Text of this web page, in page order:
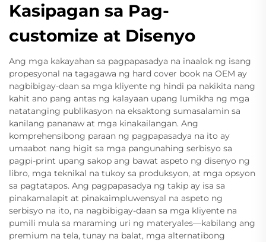
Kasipagan sa Pag-
customize at Disenyo
Ang mga kakayahan sa pagpapasadya na inaalok ng isang
propesyonal na tagagawa ng hard cover book na OEM ay
nagbibigay-daan sa mga kliyente ng hindi pa nakikita nang
kahit ano pang antas ng kalayaan upang lumikha ng mga
natatanging publikasyon na eksaktong sumasalamin sa
kanilang pananaw at mga kinakailangan. Ang
komprehensibong paraan ng pagpapasadya na ito ay
umaabot nang higit sa mga pangunahing serbisyo sa
pagpi-print upang sakop ang bawat aspeto ng disenyo ng
libro, mga teknikal na tukoy sa produksyon, at mga opsyon
sa pagtatapos. Ang pagpapasadya ng takip ay isa sa
pinakamalapit at pinakaimpluwensyal na aspeto ng
serbisyo na ito, na nagbibigay-daan sa mga kliyente na
pumili mula sa maraming uri ng materyales—kabilang ang
premium na tela, tunay na balat, mga alternatibong